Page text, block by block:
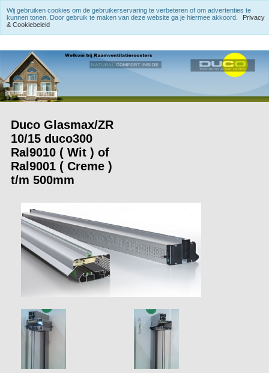
Duco Glasmax/ZR
10/15 duco300
Ral9010 ( Wit ) of
Ral9001 ( Creme )
t/m 500mm
Wij gebruiken cookies om de gebruikerservaring te verbeteren of om advertenties te
kunnen tonen. Door gebruik te maken van deze website ga je hiermee akkoord.
Privacy
& Cookiebeleid